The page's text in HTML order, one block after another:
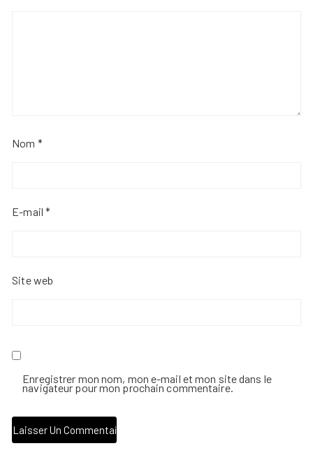
Nom *
E-mail*
Site web
Enregistrer mon nom, mon e-mail et mon site dans le
navigateur pour mon prochain commentaire.